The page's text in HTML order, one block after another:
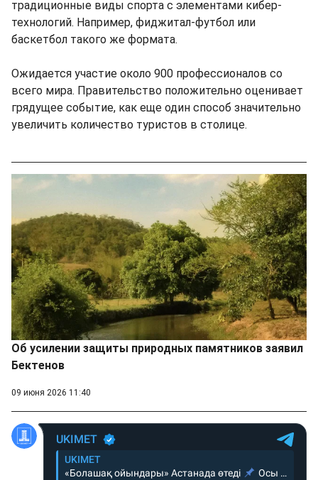
традиционные виды спорта с элементами кибер-
технологий. Например, фиджитал-футбол или
баскетбол такого же формата.
Ожидается участие около 900 профессионалов со
всего мира. Правительство положительно оценивает
грядущее событие, как еще один способ значительно
увеличить количество туристов в столице.
Об усилении защиты природных памятников заявил
Бектенов
09 июня 2026 11:40